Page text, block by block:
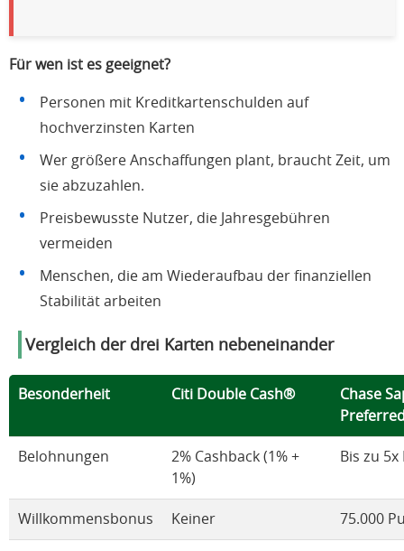
Für wen ist es geeignet?
Personen mit Kreditkartenschulden auf
hochverzinsten Karten
Wer größere Anschaffungen plant, braucht Zeit, um
sie abzuzahlen.
Preisbewusste Nutzer, die Jahresgebühren
vermeiden
Menschen, die am Wiederaufbau der finanziellen
Stabilität arbeiten
Vergleich der drei Karten nebeneinander
Besonderheit Citi Double Cash®
Chase
Belohnungen
2% Cashback (1% +
1%)
Bis zu
Willkommensbonus Keiner 75.000